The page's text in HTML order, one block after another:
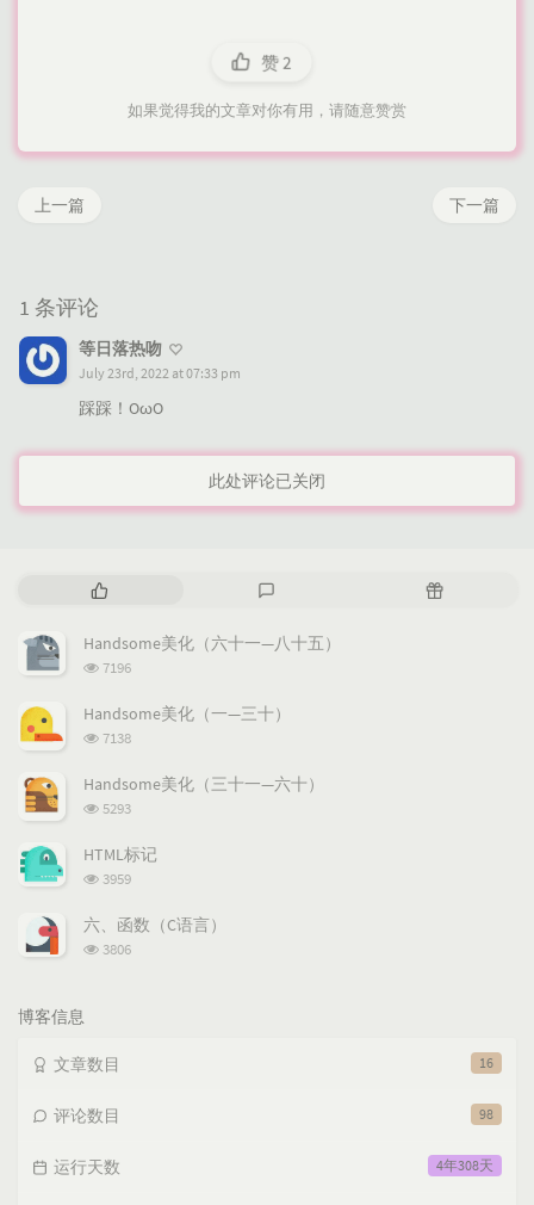
赞2
如果觉得我的文章对你有用，请随意赞赏
下一篇
上一篇
1 条评论
等日落热吻
July 23rd, 2022 at 07:33 pm
踩踩！OωO
此处评论已关闭
热
文
章
评
论
随
Handsome美化（六十一—八十五）
浏
次
7196
Handsome美化（一—三十）
浏
次
7138
Handsome美化（三十一—六十）
浏
次
5293
HTML标记
浏
数:
3959
六、函数（C语言）
浏
3806
博客信息
16
文章数目
98
评论数目
4年308天
运行天数